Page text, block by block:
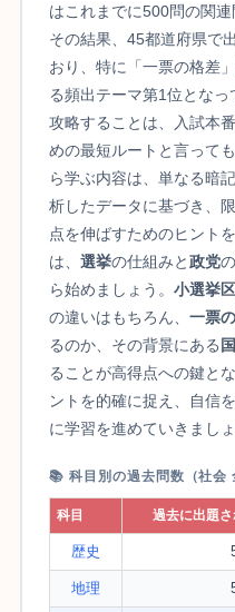
はこれまでに500問の関連
その結果、45都道府県で
おり、特に「一票の格差
る頻出テーマ第1位とな
攻略することは、入試本
めの最短ルートと言って
ら学ぶ内容は、単なる暗
析したデータに基づき、
点を伸ばすためのヒント
は、 選挙の仕組みと政党
ら始めましょう。 小選挙
の違いはもちろん、 一票
るのか、その背景にある
ることが高得点への鍵と
ントを的確に捉え、自信
に学習を進めていきましょ
📚 科目別の過去問数（社会
科目 過去に出題
歴史
地理